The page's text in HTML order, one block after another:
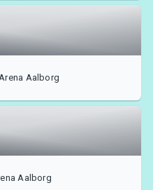
Aalborg
Aalborg